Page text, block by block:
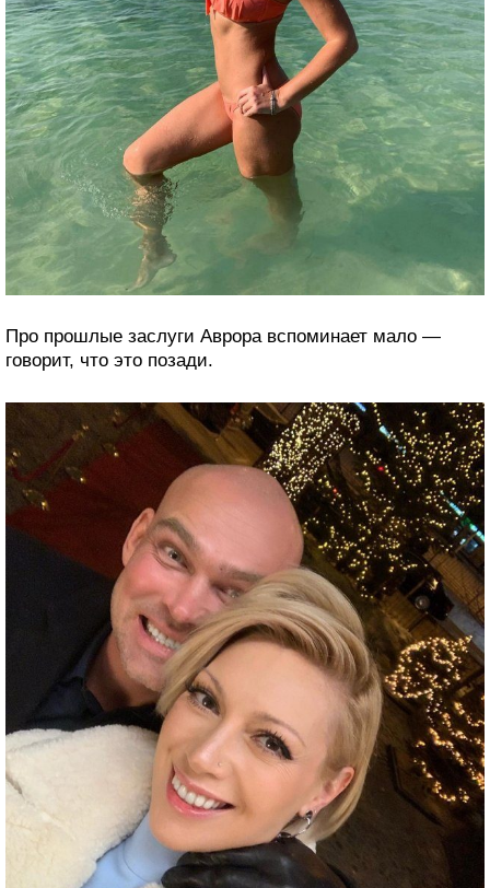
Про прошлые заслуги Аврора вспоминает мало —
говорит, что это позади.